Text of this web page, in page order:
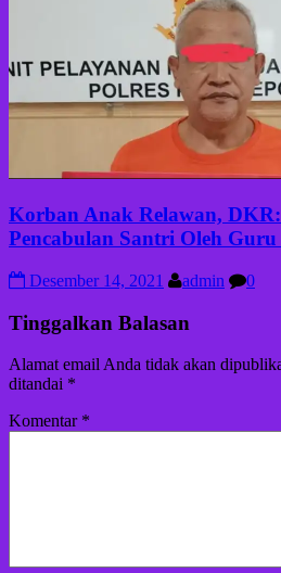
Korban Anak Relawan,
Pencabulan Santri Oleh
Desember 14, 2021 admin 0
Tinggalkan Balasan
Alamat email Anda tidak akan
ditandai *
Komentar *